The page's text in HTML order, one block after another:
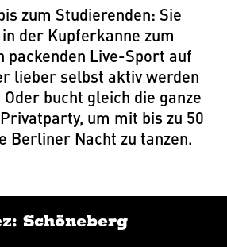
zum Studierenden: Sie
der Kupferkanne zum
packenden Live-Sport auf
lieber selbst aktiv werden
bucht gleich die ganze
um mit bis zu 50
Berliner Nacht zu tanzen.
Schöneberg